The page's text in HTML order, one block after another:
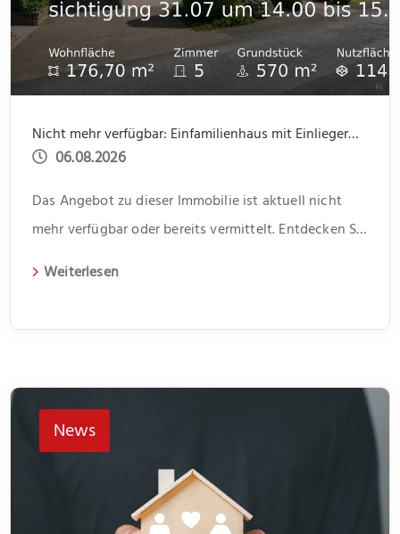
Nicht mehr verfügbar: Einfamilienhaus mit Einliegerwohnung, Garage, Garten -offene Besichtigung 31.07 um 14.00 bis 15.30
06.08.2026
Das Angebot zu dieser Immobilie ist aktuell nicht
mehr verfügbar oder bereits vermittelt. Entdecken Sie
Weiterlesen
News